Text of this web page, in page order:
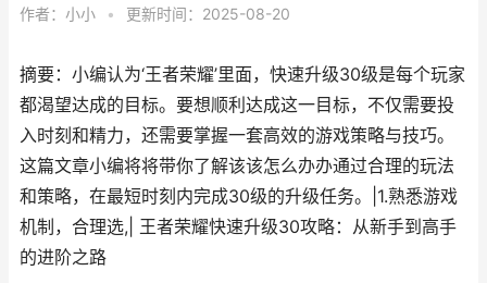
作者： 小小 • 更新时间：2025-08-20
摘要：小编认为‘王者荣耀’里面，快速升级30级是每个玩家
都渴望达成的目标。要想顺利达成这一目标，不仅需要投
入时刻和精力，还需要掌握一套高效的游戏策略与技巧。
这篇文章小编将将带你了解该该怎么办办通过合理的玩法
和策略，在最短时刻内完成30级的升级任务。|1.熟悉游戏
机制，合理选,| 王者荣耀快速升级30攻略：从新手到高手
的进阶之路